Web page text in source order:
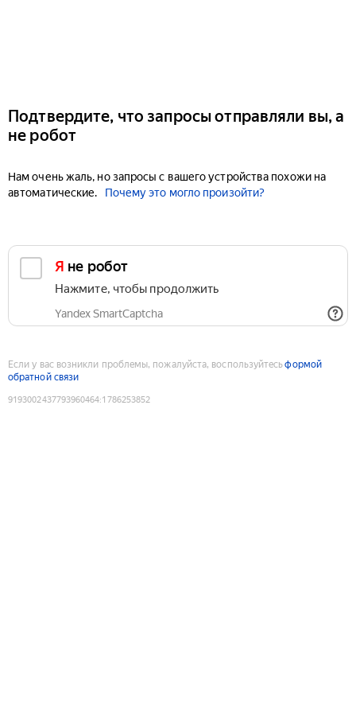
Подтвердите, что запросы отправляли вы, а
не робот
Нам очень жаль, но запросы с вашего устройства похожи на
автоматические.
Почему это могло произойти?
Я не робот
Нажмите, чтобы продолжить
Yandex SmartCaptcha
Если у вас возникли проблемы, пожалуйста, воспользуйтесьформой
обратной связи
9193002437793960464:1786253852